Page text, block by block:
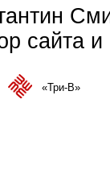
сайта
is external)«Три-В»